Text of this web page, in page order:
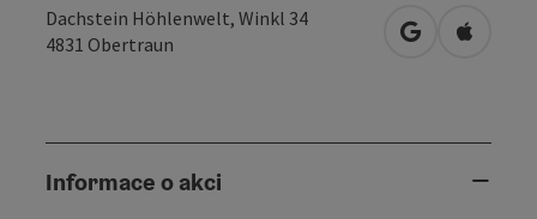
Dachstein Höhlenwelt, Winkl 34
4831 Obertraun Otevřít vOtevřít
Informace o akci